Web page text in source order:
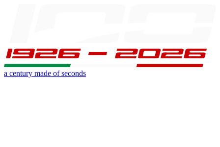
a century made of seconds